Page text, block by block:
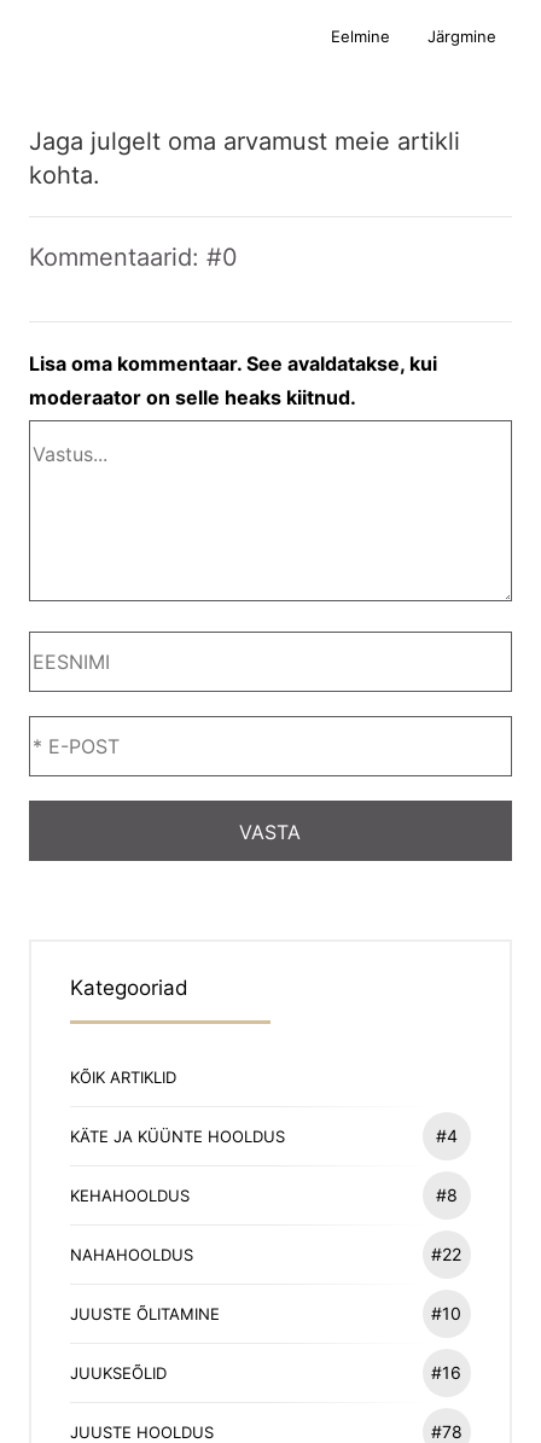
Eelmine Järgmine
Jaga julgelt oma arvamust meie artikli
kohta.
Kommentaarid: #0
Lisa oma kommentaar. See avaldatakse, kui
moderaator on selle heaks kiitnud.
Kategooriad
KÕIK ARTIKLID
KÄTE JA KÜÜNTE HOOLDUS #4
KEHAHOOLDUS #8
NAHAHOOLDUS #22
JUUSTE ÕLITAMINE #10
JUUKSEÕLID #16
JUUSTE HOOLDUS #78